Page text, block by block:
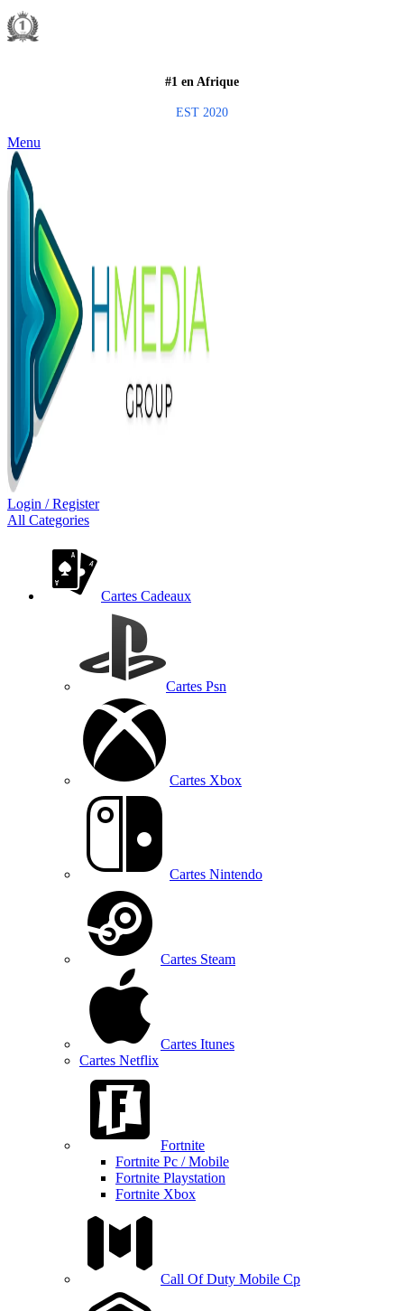
#1 en Afrique
EST 2020
Menu
Login / Register
All Categories
Cartes Cadeaux
Cartes Psn
Cartes Xbox
Cartes Nintendo
Cartes Steam
Cartes Itunes
Cartes Netflix
Fortnite
Fortnite Pc / Mobile
Fortnite Playstation
Fortnite Xbox
Call Of Duty Mobile Cp